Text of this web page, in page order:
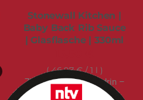
Stonewall Kitchen |
Baby Back Rib Sauce
| Glasflasche | 330ml
46,97 €/ 1 l
7% USt. sind schon drin –
Versandkommt